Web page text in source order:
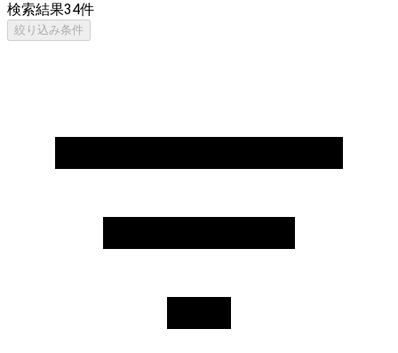
検索結果34件
絞り込み条件